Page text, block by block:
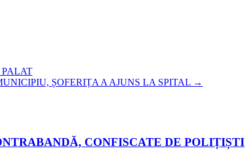
ȘOFERIȚA A AJUNS LA SPITAL →
CONFISCATE DE POLIȚIȘTI